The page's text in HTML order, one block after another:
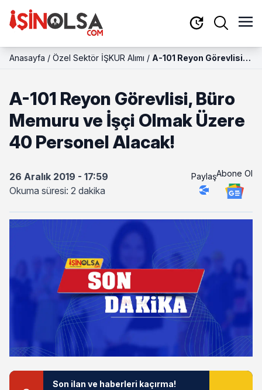
Anasayfa / Özel Sektör İŞKUR Alımı / A-101 Reyon Görevlisi,
Personel Alacak!
A-101 Reyon Görevlisi, Büro
Memuru ve İşçi Olmak Üzere
40 Personel Alacak!
26 Aralık 2019 - 17:59
Okuma süresi: 2 dakika
PaylaşAbone Ol
Son ilan ve haberleri kaçırma!